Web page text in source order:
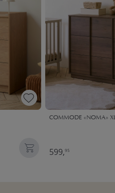
COMMODE «NOMA»
599,95